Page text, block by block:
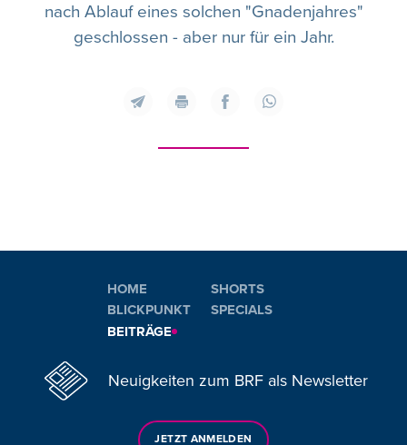
nach Ablauf eines solchen "Gnadenjahres"
geschlossen - aber nur für ein Jahr.
HOME
BLICKPUNKT
BEITRÄGE
SHORTS
SPECIALS
Neuigkeiten zum BRF als Newsletter
JETZT ANMELDEN